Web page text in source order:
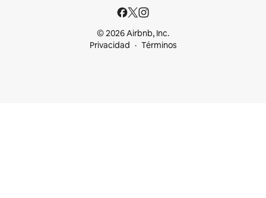
© 2026 Airbnb, Inc.
Privacidad
Términos